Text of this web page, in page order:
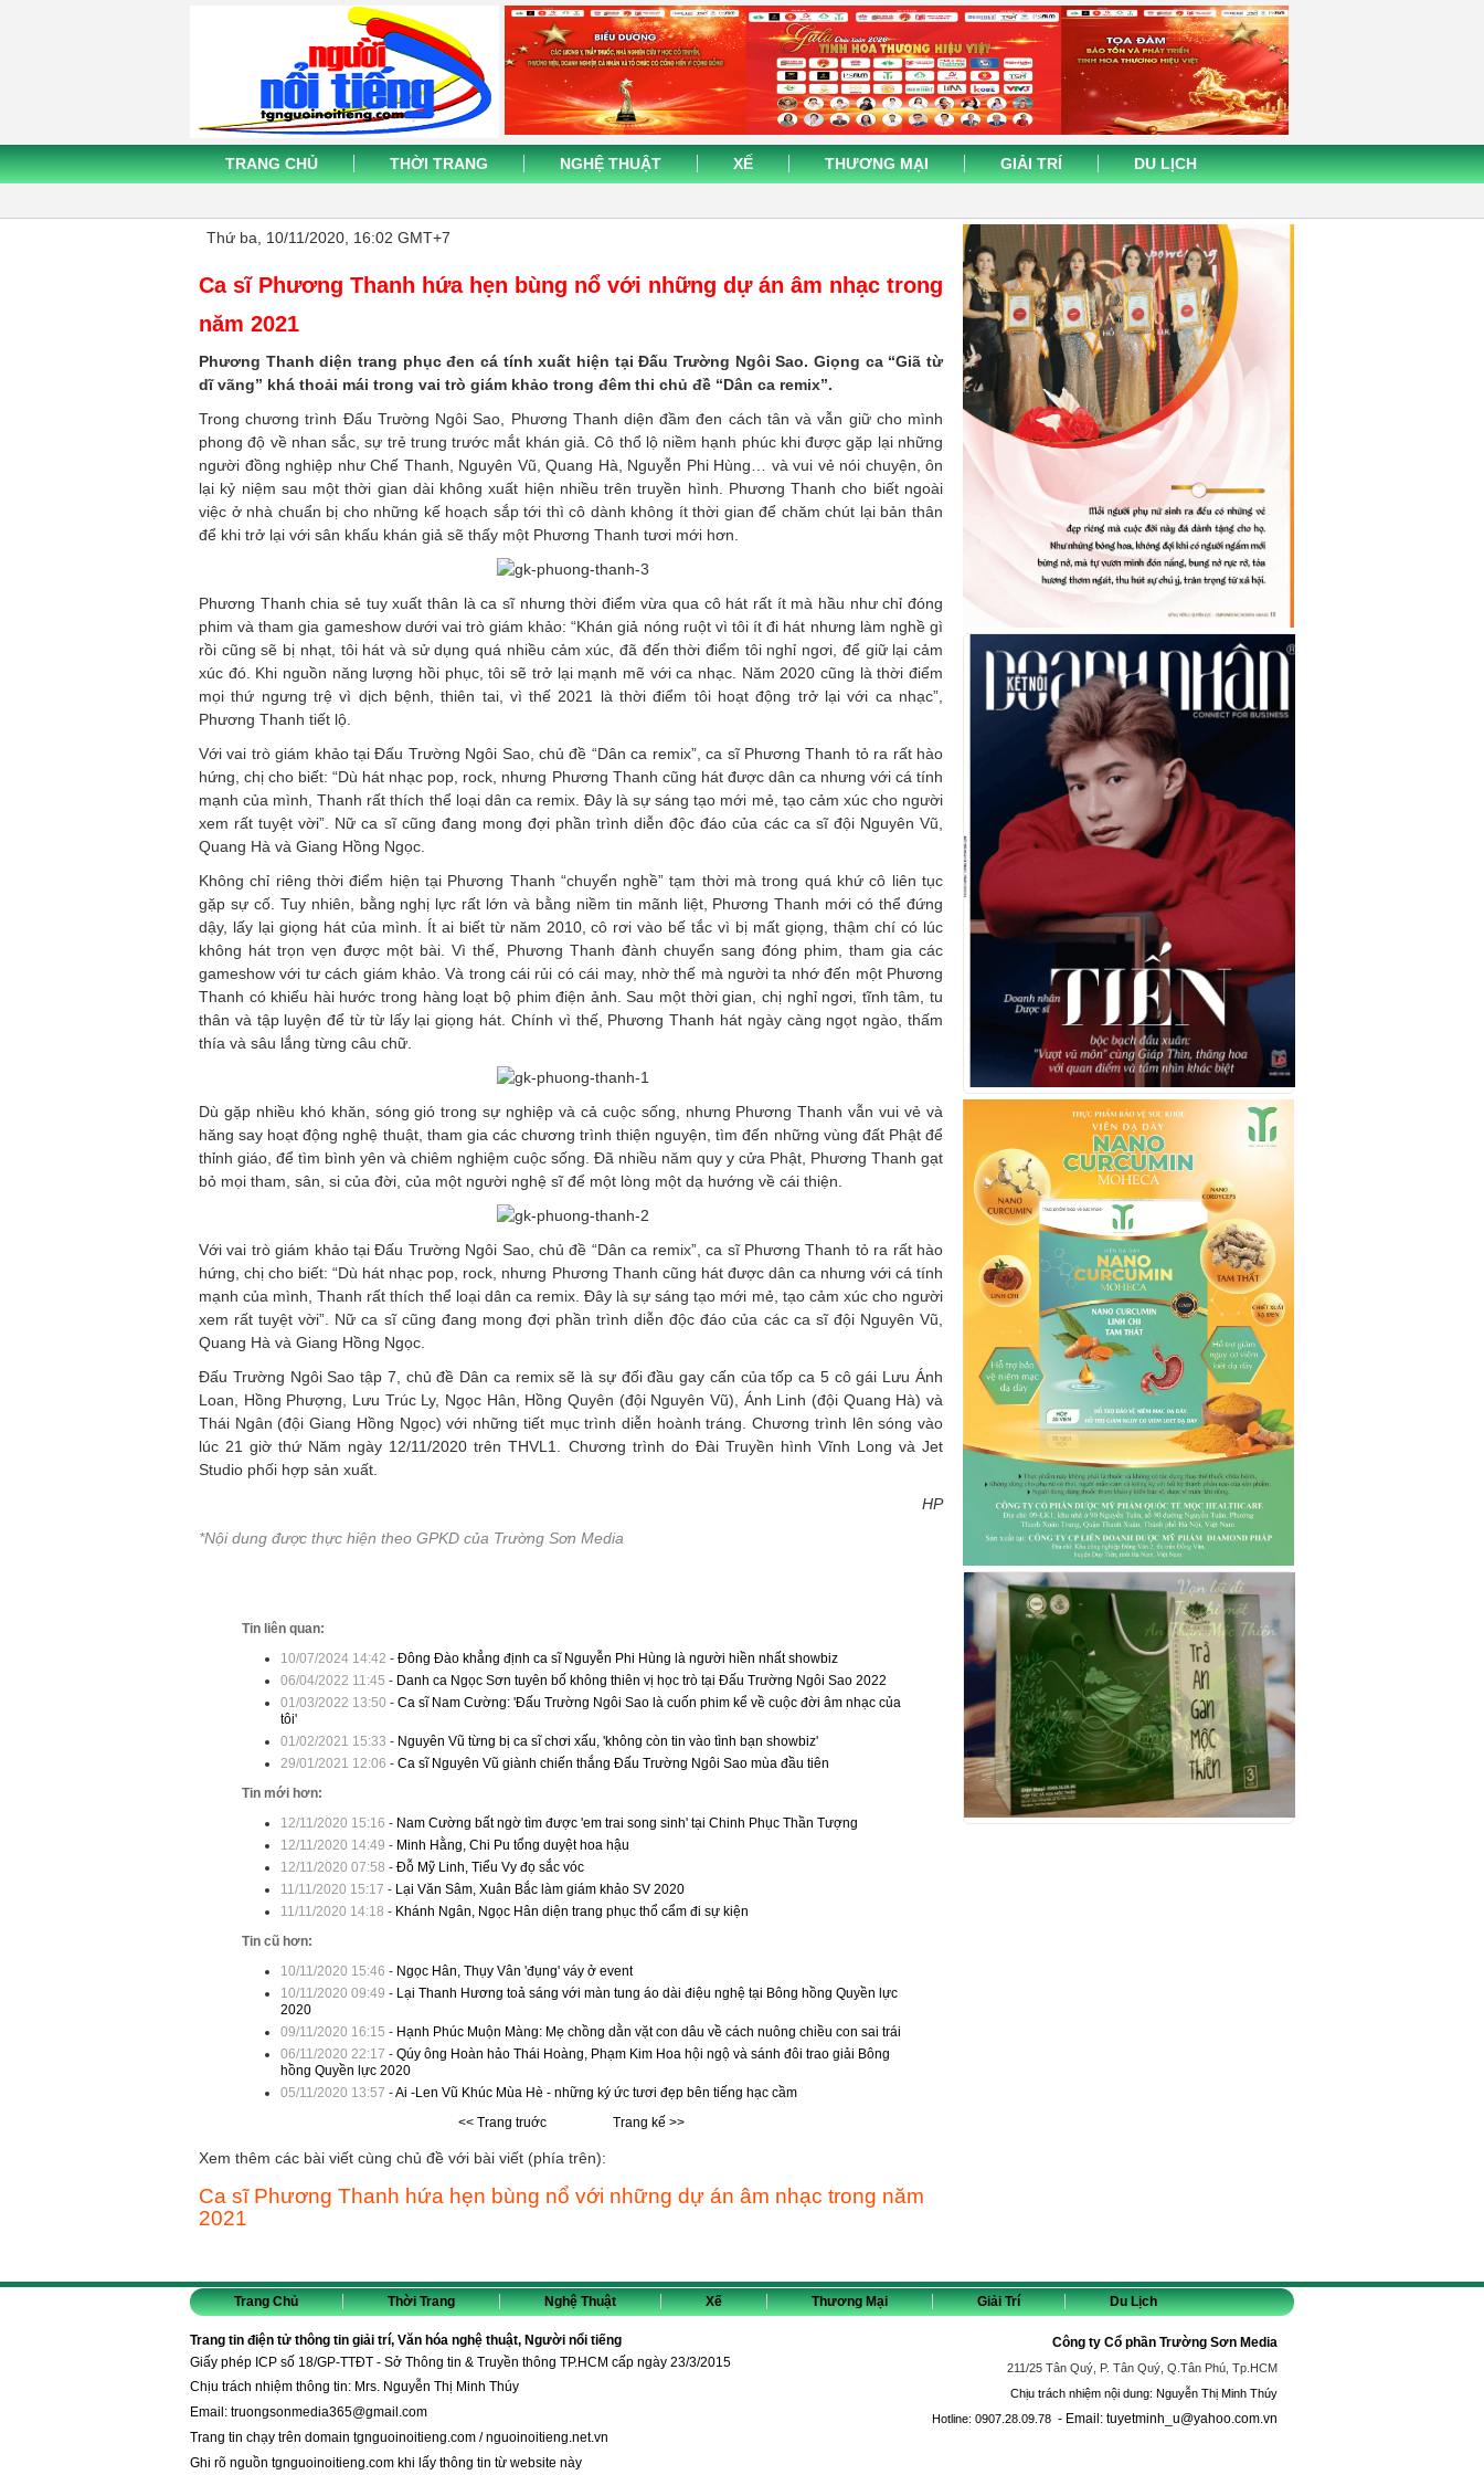
TRANG CHỦ THỜI TRANG NGHỆ THUẬT XẾ THƯƠNG MẠI GIẢI TRÍ DU LỊCH
Thứ ba, 10/11/2020, 16:02 GMT+7
Ca sĩ Phương Thanh hứa hẹn bùng nổ với những dự án âm nhạc trong
năm 2021
Phương Thanh diện trang phục đen cá tính xuất hiện tại Đấu Trường Ngôi Sao. Giọng ca “Giã từ
dĩ vãng” khá thoải mái trong vai trò giám khảo trong đêm thi chủ đề “Dân ca remix”.
Trong chương trình Đấu Trường Ngôi Sao, Phương Thanh diện đầm đen cách tân và vẫn giữ cho mình
phong độ về nhan sắc, sự trẻ trung trước mắt khán giả. Cô thổ lộ niềm hạnh phúc khi được gặp lại những
người đồng nghiệp như Chế Thanh, Nguyên Vũ, Quang Hà, Nguyễn Phi Hùng… và vui vẻ nói chuyện, ôn
lại kỷ niệm sau một thời gian dài không xuất hiện nhiều trên truyền hình. Phương Thanh cho biết ngoài
việc ở nhà chuẩn bị cho những kế hoạch sắp tới thì cô dành không ít thời gian để chăm chút lại bản thân
để khi trở lại với sân khấu khán giả sẽ thấy một Phương Thanh tươi mới hơn.
Phương Thanh chia sẻ tuy xuất thân là ca sĩ nhưng thời điểm vừa qua cô hát rất ít mà hầu như chỉ đóng
phim và tham gia gameshow dưới vai trò giám khảo: “Khán giả nóng ruột vì tôi ít đi hát nhưng làm nghề gì
rồi cũng sẽ bị nhạt, tôi hát và sử dụng quá nhiều cảm xúc, đã đến thời điểm tôi nghỉ ngơi, để giữ lại cảm
xúc đó. Khi nguồn năng lượng hồi phục, tôi sẽ trở lại mạnh mẽ với ca nhạc. Năm 2020 cũng là thời điểm
mọi thứ ngưng trệ vì dịch bệnh, thiên tai, vì thế 2021 là thời điểm tôi hoạt động trở lại với ca nhạc”,
Phương Thanh tiết lộ.
Với vai trò giám khảo tại Đấu Trường Ngôi Sao, chủ đề “Dân ca remix”, ca sĩ Phương Thanh tỏ ra rất hào
hứng, chị cho biết: “Dù hát nhạc pop, rock, nhưng Phương Thanh cũng hát được dân ca nhưng với cá tính
mạnh của mình, Thanh rất thích thể loại dân ca remix. Đây là sự sáng tạo mới mẻ, tạo cảm xúc cho người
xem rất tuyệt vời”. Nữ ca sĩ cũng đang mong đợi phần trình diễn độc đáo của các ca sĩ đội Nguyên Vũ,
Quang Hà và Giang Hồng Ngọc.
Không chỉ riêng thời điểm hiện tại Phương Thanh “chuyển nghề” tạm thời mà trong quá khứ cô liên tục
gặp sự cố. Tuy nhiên, bằng nghị lực rất lớn và bằng niềm tin mãnh liệt, Phương Thanh mới có thể đứng
dậy, lấy lại giọng hát của mình. Ít ai biết từ năm 2010, cô rơi vào bế tắc vì bị mất giọng, thậm chí có lúc
không hát trọn vẹn được một bài. Vì thế, Phương Thanh đành chuyển sang đóng phim, tham gia các
gameshow với tư cách giám khảo. Và trong cái rủi có cái may, nhờ thế mà người ta nhớ đến một Phương
Thanh có khiếu hài hước trong hàng loạt bộ phim điện ảnh. Sau một thời gian, chị nghỉ ngơi, tĩnh tâm, tu
thân và tập luyện để từ từ lấy lại giọng hát. Chính vì thế, Phương Thanh hát ngày càng ngọt ngào, thấm
thía và sâu lắng từng câu chữ.
Dù gặp nhiều khó khăn, sóng gió trong sự nghiệp và cả cuộc sống, nhưng Phương Thanh vẫn vui vẻ và
hăng say hoạt động nghệ thuật, tham gia các chương trình thiện nguyện, tìm đến những vùng đất Phật để
thỉnh giáo, để tìm bình yên và chiêm nghiệm cuộc sống. Đã nhiều năm quy y cửa Phật, Phương Thanh gạt
bỏ mọi tham, sân, si của đời, của một người nghệ sĩ để một lòng một dạ hướng về cái thiện.
Với vai trò giám khảo tại Đấu Trường Ngôi Sao, chủ đề “Dân ca remix”, ca sĩ Phương Thanh tỏ ra rất hào
hứng, chị cho biết: “Dù hát nhạc pop, rock, nhưng Phương Thanh cũng hát được dân ca nhưng với cá tính
mạnh của mình, Thanh rất thích thể loại dân ca remix. Đây là sự sáng tạo mới mẻ, tạo cảm xúc cho người
xem rất tuyệt vời”. Nữ ca sĩ cũng đang mong đợi phần trình diễn độc đáo của các ca sĩ đội Nguyên Vũ,
Quang Hà và Giang Hồng Ngọc.
Đấu Trường Ngôi Sao tập 7, chủ đề Dân ca remix sẽ là sự đối đầu gay cấn của tốp ca 5 cô gái Lưu Ánh
Loan, Hồng Phượng, Lưu Trúc Ly, Ngọc Hân, Hồng Quyên (đội Nguyên Vũ), Ánh Linh (đội Quang Hà) và
Thái Ngân (đội Giang Hồng Ngọc) với những tiết mục trình diễn hoành tráng. Chương trình lên sóng vào
lúc 21 giờ thứ Năm ngày 12/11/2020 trên THVL1. Chương trình do Đài Truyền hình Vĩnh Long và Jet
Studio phối hợp sản xuất.
HP
*Nội dung được thực hiện theo GPKD của Trường Sơn Media
Tin liên quan:
10/07/2024 14:42 - Đông Đào khẳng định ca sĩ Nguyễn Phi Hùng là người hiền nhất showbiz
06/04/2022 11:45 - Danh ca Ngọc Sơn tuyên bố không thiên vị học trò tại Đấu Trường Ngôi Sao 2022
01/03/2022 13:50 - Ca sĩ Nam Cường: 'Đấu Trường Ngôi Sao là cuốn phim kể về cuộc đời âm nhạc của
tôi'
01/02/2021 15:33 - Nguyên Vũ từng bị ca sĩ chơi xấu, 'không còn tin vào tình bạn showbiz'
29/01/2021 12:06 - Ca sĩ Nguyên Vũ giành chiến thắng Đấu Trường Ngôi Sao mùa đầu tiên
Tin mới hơn:
12/11/2020 15:16 - Nam Cường bất ngờ tìm được 'em trai song sinh' tại Chinh Phục Thần Tượng
12/11/2020 14:49 - Minh Hằng, Chi Pu tổng duyệt hoa hậu
12/11/2020 07:58 - Đỗ Mỹ Linh, Tiểu Vy đọ sắc vóc
11/11/2020 15:17 - Lại Văn Sâm, Xuân Bắc làm giám khảo SV 2020
11/11/2020 14:18 - Khánh Ngân, Ngọc Hân diện trang phục thổ cẩm đi sự kiện
Tin cũ hơn:
10/11/2020 15:46 - Ngọc Hân, Thụy Vân 'đụng' váy ở event
10/11/2020 09:49 - Lại Thanh Hương toả sáng với màn tung áo dài điệu nghệ tại Bông hồng Quyền lực
2020
09/11/2020 16:15 - Hạnh Phúc Muộn Màng: Mẹ chồng dằn vặt con dâu về cách nuông chiều con sai trái
06/11/2020 22:17 - Qúy ông Hoàn hảo Thái Hoàng, Phạm Kim Hoa hội ngộ và sánh đôi trao giải Bông
hồng Quyền lực 2020
05/11/2020 13:57 -Ai -Len Vũ Khúc Mùa Hè - những ký ức tươi đẹp bên tiếng hạc cầm
<< Trang truớc
Trang kế >>
Xem thêm các bài viết cùng chủ đề với bài viết (phía trên):
Ca sĩ Phương Thanh hứa hẹn bùng nổ với những dự án âm nhạc trong năm
2021
Trang Chủ Thời Trang Nghệ Thuật Xế Thương Mại Giải Trí Du Lịch
Trang tin điện tử thông tin giải trí, Văn hóa nghệ thuật, Người nổi tiếng
Giấy phép ICP số 18/GP-TTĐT - Sở Thông tin & Truyền thông TP.HCM cấp ngày 23/3/2015
Chịu trách nhiệm thông tin: Mrs. Nguyễn Thị Minh Thúy
Email: truongsonmedia365@gmail.com
Trang tin chạy trên domain tgnguoinoitieng.com /nguoinoitieng.net.vn
Ghi rõ nguồn tgnguoinoitieng.com khi lấy thông tin từ website này
Công ty Cổ phần Trường Sơn Media
211/25 Tân Quý, P. Tân Quý, Q.Tân Phú, Tp.HCM
Chịu trách nhiệm nội dung: Nguyễn Thị Minh Thúy
Hotline: 0907.28.09.78 - Email: tuyetminh_u@yahoo.com.vn